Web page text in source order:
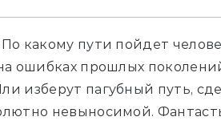
какому пути пойдет
ошибках прошлых
изберут пагубный путь,
невыносимой.